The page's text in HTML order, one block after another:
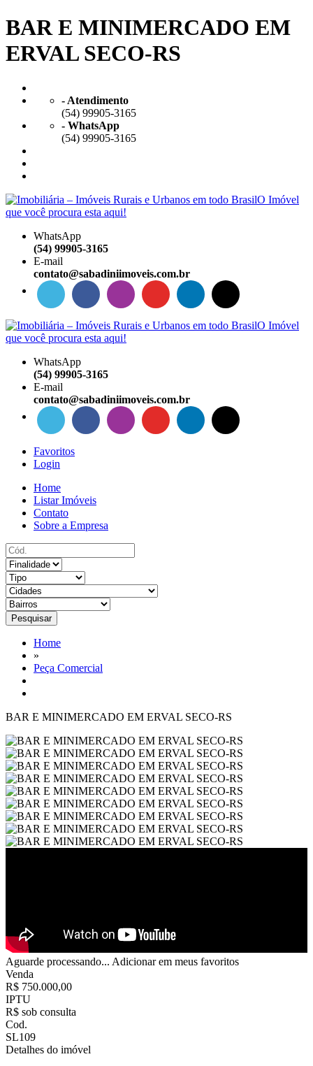
BAR E MINIMERCADO EM
ERVAL SECO-RS
- Atendimento
(54) 99905-3165
- WhatsApp
(54) 99905-3165
WhatsApp
(54) 99905-3165
E-mail
contato@sabadiniimoveis.com.br
WhatsApp
(54) 99905-3165
E-mail
contato@sabadiniimoveis.com.br
Favoritos
Login
Home
Listar Imóveis
Contato
Sobre a Empresa
Home
»
Peça Comercial
BAR E MINIMERCADO EM ERVAL SECO-RS
Aguarde processando... Adicionar em meus favoritos
Venda
R$ 750.000,00
IPTU
R$ sob consulta
Cod.
SL109
Detalhes do imóvel